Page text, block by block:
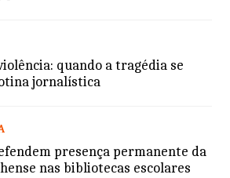
quando a tragédia se
jornalística
presença permanente da
nas bibliotecas escolares